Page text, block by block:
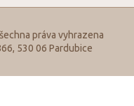
práva vyhrazena
530 06 Pardubice